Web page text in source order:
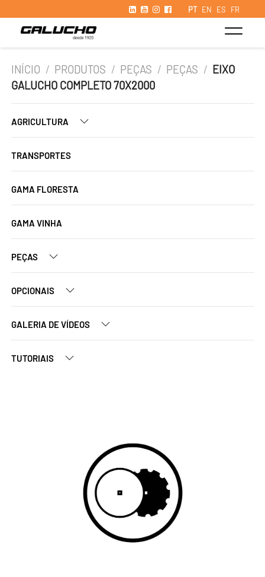
PT EN ES FR
INÍCIO / PRODUTOS / PEÇAS / PEÇAS / EIXO
GALUCHO COMPLETO 70X2000
AGRICULTURA
TRANSPORTES
GAMA FLORESTA
GAMA VINHA
PEÇAS
OPCIONAIS
GALERIA DE VÍDEOS
TUTORIAIS